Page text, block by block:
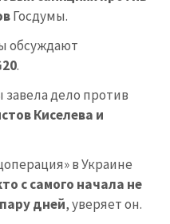
Госдумы.
обсуждают
.
завела дело против
Киселева и
в Украине
с самого начала не
дней, уверяет он.